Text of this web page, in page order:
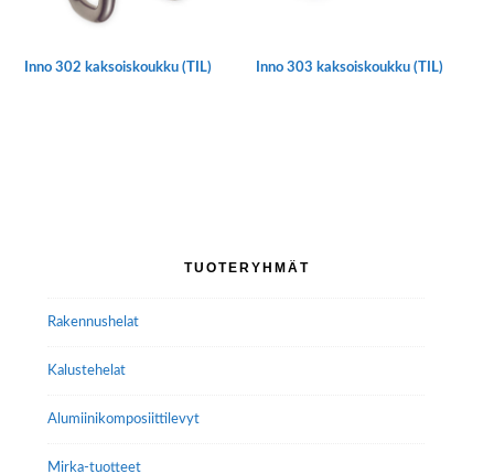
Inno 302 kaksoiskoukku (TIL) Inno 303 kaksoiskoukku (TIL)
TUOTERYHMÄT
Rakennushelat
Kalustehelat
Alumiini­komposiitti­levyt
Mirka-tuotteet